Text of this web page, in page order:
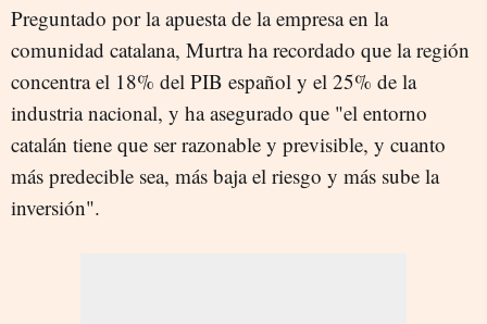
Preguntado por la apuesta de la empresa en la
comunidad catalana, Murtra ha recordado que la región
concentra el 18% del PIB español y el 25% de la
industria nacional, y ha asegurado que "el entorno
catalán tiene que ser razonable y previsible, y cuanto
más predecible sea, más baja el riesgo y más sube la
inversión".